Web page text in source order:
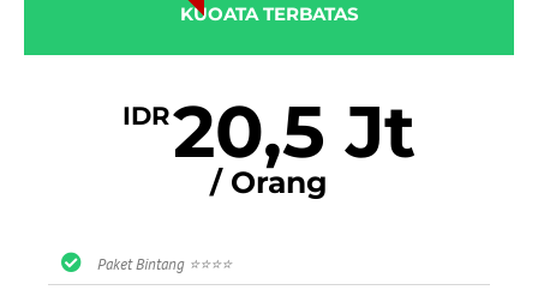
KUOATA TERBATAS
IDR20,5 Jt
/ Orang
Paket Bintang ⭐⭐⭐⭐